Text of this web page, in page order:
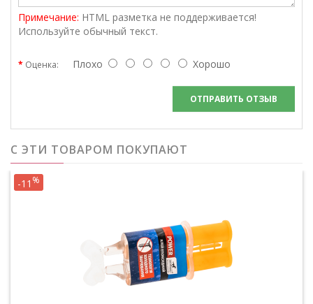
Примечание: HTML разметка не поддерживается!
Используйте обычный текст.
Оценка: Плохо Хорошо
ОТПРАВИТЬ ОТЗЫВ
С ЭТИ ТОВАРОМ ПОКУПАЮТ
-11 %